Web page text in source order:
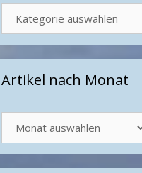
Artikel nach Monat
nach
Monat